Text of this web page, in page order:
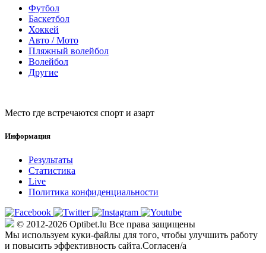
Футбол
Баскетбол
Хоккей
Авто / Мото
Пляжный волейбол
Волейбол
Другие
Место где встречаются спорт и азарт
Информация
Результаты
Статистика
Live
Политика конфиденциальности
© 2012-2026 Optibet.lu Все права защищены
Мы используем куки-файлы для того, чтобы улучшить работу
и повысить эффективность сайта.Согласен/а